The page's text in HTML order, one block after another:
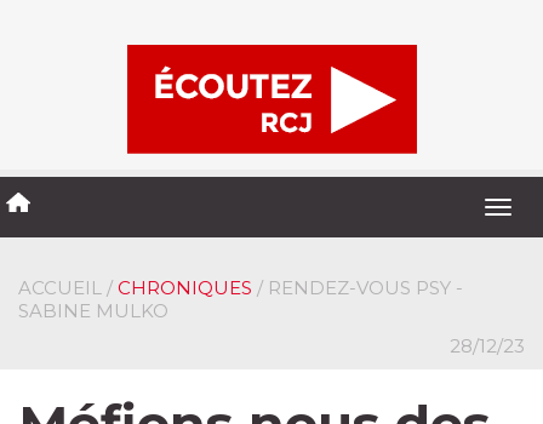
ACCUEIL / CHRONIQUES / RENDEZ-VOUS PSY -
SABINE MULKO
28/12/23